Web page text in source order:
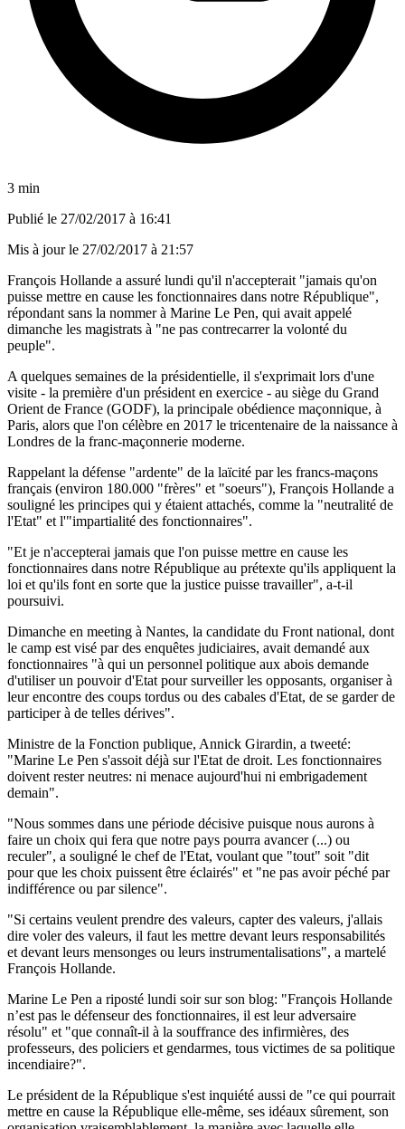
3 min
Publié le 27/02/2017 à 16:41
Mis à jour le 27/02/2017 à 21:57
François Hollande a assuré lundi qu'il n'accepterait "jamais qu'on
puisse mettre en cause les fonctionnaires dans notre République",
répondant sans la nommer à Marine Le Pen, qui avait appelé
dimanche les magistrats à "ne pas contrecarrer la volonté du
peuple".
A quelques semaines de la présidentielle, il s'exprimait lors d'une
visite - la première d'un président en exercice - au siège du Grand
Orient de France (GODF), la principale obédience maçonnique, à
Paris, alors que l'on célèbre en 2017 le tricentenaire de la naissance à
Londres de la franc-maçonnerie moderne.
Rappelant la défense "ardente" de la laïcité par les francs-maçons
français (environ 180.000 "frères" et "soeurs"), François Hollande a
souligné les principes qui y étaient attachés, comme la "neutralité de
l'Etat" et l'"impartialité des fonctionnaires".
"Et je n'accepterai jamais que l'on puisse mettre en cause les
fonctionnaires dans notre République au prétexte qu'ils appliquent la
loi et qu'ils font en sorte que la justice puisse travailler", a-t-il
poursuivi.
Dimanche en meeting à Nantes, la candidate du Front national, dont
le camp est visé par des enquêtes judiciaires, avait demandé aux
fonctionnaires "à qui un personnel politique aux abois demande
d'utiliser un pouvoir d'Etat pour surveiller les opposants, organiser à
leur encontre des coups tordus ou des cabales d'Etat, de se garder de
participer à de telles dérives".
Ministre de la Fonction publique, Annick Girardin, a tweeté:
"Marine Le Pen s'assoit déjà sur l'Etat de droit. Les fonctionnaires
doivent rester neutres: ni menace aujourd'hui ni embrigadement
demain".
"Nous sommes dans une période décisive puisque nous aurons à
faire un choix qui fera que notre pays pourra avancer (...) ou
reculer", a souligné le chef de l'Etat, voulant que "tout" soit "dit
pour que les choix puissent être éclairés" et "ne pas avoir péché par
indifférence ou par silence".
"Si certains veulent prendre des valeurs, capter des valeurs, j'allais
dire voler des valeurs, il faut les mettre devant leurs responsabilités
et devant leurs mensonges ou leurs instrumentalisations", a martelé
François Hollande.
Marine Le Pen a riposté lundi soir sur son blog: "François Hollande
n’est pas le défenseur des fonctionnaires, il est leur adversaire
résolu" et "que connaît-il à la souffrance des infirmières, des
professeurs, des policiers et gendarmes, tous victimes de sa politique
incendiaire?".
Le président de la République s'est inquiété aussi de "ce qui pourrait
mettre en cause la République elle-même, ses idéaux sûrement, son